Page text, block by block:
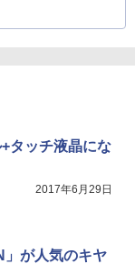
タッチ液晶にな
2017年6月29日
」が人気のキヤ